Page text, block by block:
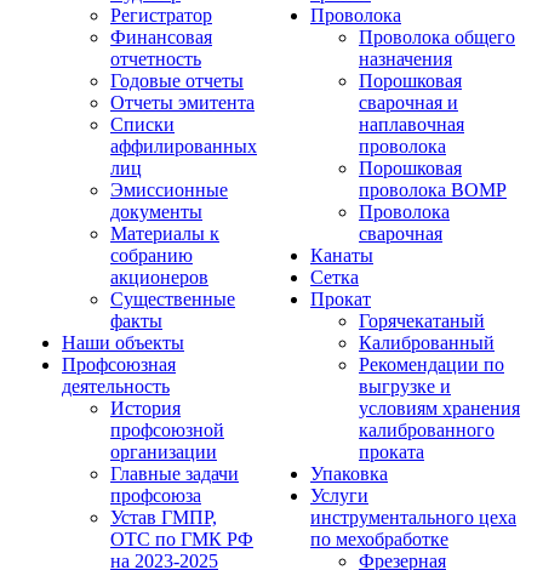
Регистратор
Финансовая
отчетность
Годовые отчеты
Отчеты эмитента
Списки
аффилированных
лиц
Эмиссионные
документы
Материалы к
собранию
акционеров
Существенные
факты
Наши объекты
Профсоюзная
деятельность
История
профсоюзной
организации
Главные задачи
профсоюза
Устав ГМПР,
ОТС по ГМК РФ
на 2023-2025
Проволока
Проволока общего
назначения
Порошковая
сварочная и
наплавочная
проволока
Порошковая
проволока ВОМР
Проволока
сварочная
Канаты
Сетка
Прокат
Горячекатаный
Калиброванный
Рекомендации по
выгрузке и
условиям хранения
калиброванного
проката
Упаковка
Услуги
инструментального цеха
по мехобработке
Фрезерная